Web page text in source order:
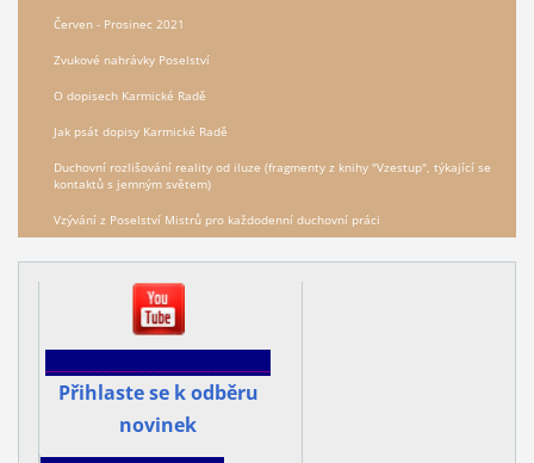
Červen - Prosinec 2021
Zvukové nahrávky Poselství
O dopisech Karmické Radě
Jak psát dopisy Karmické Radě
Duchovní rozlišování reality od iluze (fragmenty z knihy "Vzestup", týkající se
kontaktů s jemným světem)
Vzývání z Poselství Mistrů pro každodenní duchovní práci
Přihlaste se k odběru
novinek